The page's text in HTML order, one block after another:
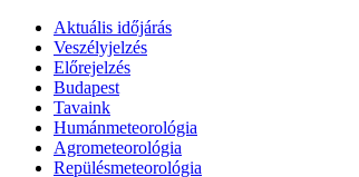
Aktuális időjárás
Veszélyjelzés
Előrejelzés
Budapest
Tavaink
Humánmeteorológia
Agrometeorológia
Repülésmeteorológia